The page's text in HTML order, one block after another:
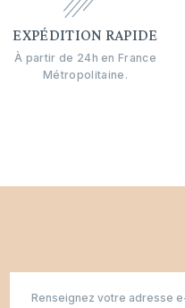
EXPÉDITION RAPIDE
À partir de 24h en France
Métropolitaine.
mail